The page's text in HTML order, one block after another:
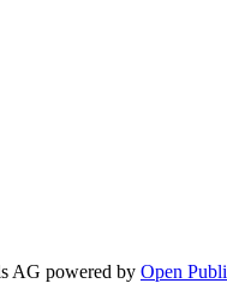
AG powered by Open